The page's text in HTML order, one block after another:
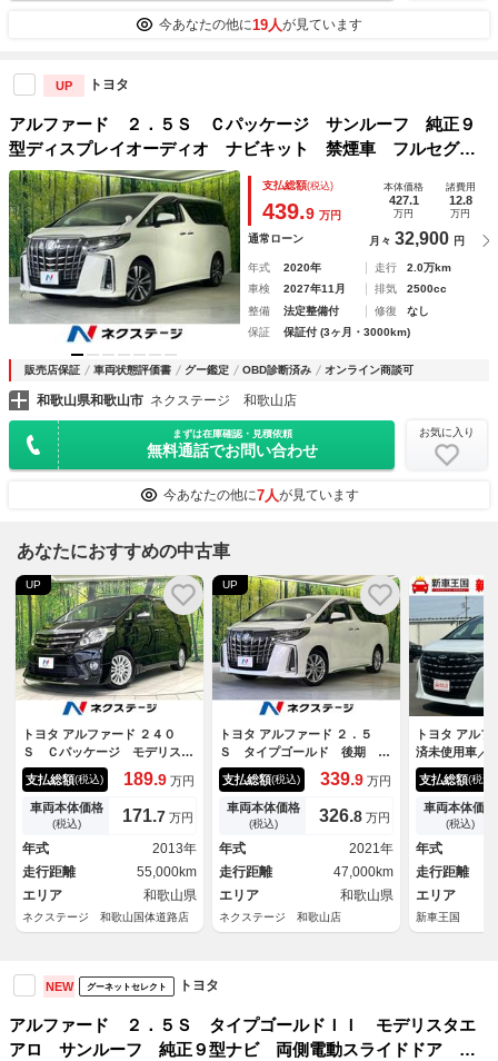
今あなたの他に19人が見ています
UP トヨタ
アルファード ２．５Ｓ Ｃパッケージ サンルーフ 純正９
型ディスプレイオーディオ ナビキット 禁煙車 フルセグ
ブラインドスポットモニター デジタルインナーミラー バッ
クカメラ セーフティセンス ＥＴＣ２．０
支払総額(税込)
439.9 万円
本体価格
427.1
万円
諸費用
12.8
万円
通常ローン 月々 32,900 円
年式 2020年 走行
2.0万km
車検
2027年11月 排気
2500cc
整備
法定整備付 修復
なし
保証
保証付 (3ヶ月・3000km)
販売店保証 車両状態評価書 グー鑑定 OBD診断済み オンライン商談可
和歌山県和歌山市 ネクステージ 和歌山店
まずは在庫確認・見積依頼
無料通話でお問い合わせ
お気に入り
今あなたの他に7人が見ています
あなたにおすすめの中古車
UP
トヨタ アルファード ２４０
Ｓ Ｃパッケージ モデリスタ
エアロ サンルーフ 純正８型
ナビ 全周囲カメラ 後席モニ
ター 両側電動スライドドア
パワーシート パワーバックド
ア ＨＩＤヘッド ＥＴＣ オ
ットマン クルーズコントロー
ル 禁煙車
支払総額(税込) 189.9 万円
車両本体価格
(税込) 171.7 万円
年式
2013年
走行距離
55,000km
エリア
和歌山県
ネクステージ 和歌山国体道路店
UP
トヨタ アルファード ２．５
Ｓ タイプゴールド 後期 純
正９型ナビ 両側電動 バック
カメラ セーフティセンス レ
ーダークルーズ 禁煙車 電動
リアゲート ハーフレザー 前
後ドラレコ ３眼ＬＥＤ ビル
トインＥＴＣ Ｂｌｕｅｔｏｏ
ｔｈ
支払総額(税込) 339.9 万円
車両本体価格
(税込) 326.8 万円
年式
2021年
走行距離
47,000km
エリア
和歌山県
ネクステージ 和歌山店
トヨタ アル
済未使用車／
ーフ／カラー
スプレイ／ユ
プ／ＨＤＭＩ
ミックビュー
ドスポットモ
ーフティーセ
支払総額(税込)
車両本体価格
(税込)
年式
走行距離
エリア
新車王国
NEW グーネットセレクト トヨタ
アルファード ２．５Ｓ タイプゴールドＩＩ モデリスタエ
アロ サンルーフ 純正９型ナビ 両側電動スライドドア 電